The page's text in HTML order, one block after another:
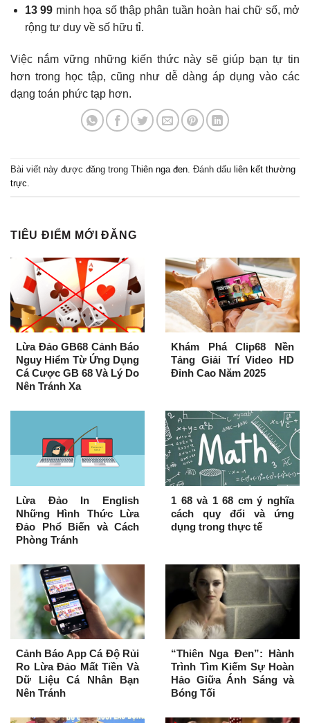
13 99 minh họa số thập phân tuần hoàn hai chữ số, mở
rộng tư duy về số hữu tỉ.
Việc nắm vững những kiến thức này sẽ giúp bạn tự tin
hơn trong học tập, cũng như dễ dàng áp dụng vào các
dạng toán phức tạp hơn.
Bài viết này được đăng trong Thiên nga đen. Đánh dấu liên kết thường
trực.
TIÊU ĐIỂM MỚI ĐĂNG
Lừa Đảo GB68 Cảnh Báo
Nguy Hiểm Từ Ứng Dụng
Cá Cược GB 68 Và Lý Do
Nên Tránh Xa
Khám Phá Clip68 Nền
Tảng Giải Trí Video HD
Đỉnh Cao Năm 2025
Lừa Đảo In English
Những Hình Thức Lừa
Đảo Phổ Biến và Cách
Phòng Tránh
1 68 và 1 68 cm ý nghĩa
cách quy đổi và ứng
dụng trong thực tế
Cảnh Báo App Cá Độ Rủi
Ro Lừa Đảo Mất Tiền Và
Dữ Liệu Cá Nhân Bạn
Nên Tránh
“Thiên Nga Đen”: Hành
Trình Tìm Kiếm Sự Hoàn
Hảo Giữa Ánh Sáng và
Bóng Tối